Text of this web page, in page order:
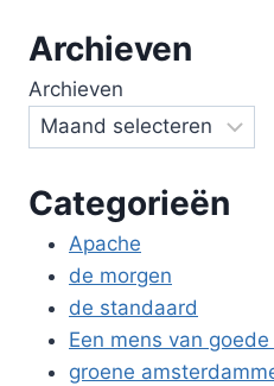
Archieven
Archieven
Categorieën
Apache
de morgen
de standaard
Een mens van goede
groene